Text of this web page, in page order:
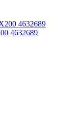
4632689